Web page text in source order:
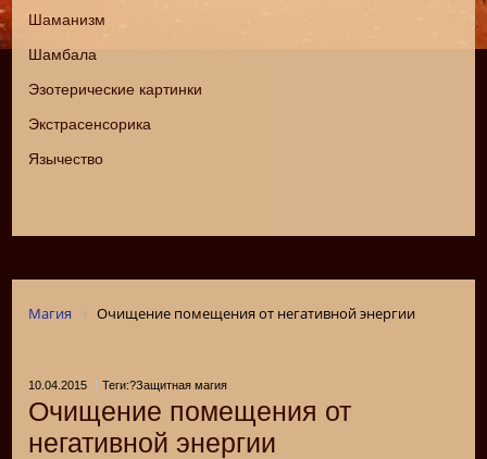
Шаманизм
Шамбала
Эзотерические картинки
Экстрасенсорика
Язычество
Магия Очищение помещения от негативной энергии
10.04.2015 Теги:?Защитная магия
Очищение помещения от
негативной энергии